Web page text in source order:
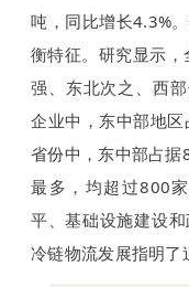
吨，同比增长4.3%
衡特征。研究显示
强、东北次之、西
企业中，东中部地
省份中，东中部占
最多，均超过800
平、基础设施建设
冷链物流发展指明了